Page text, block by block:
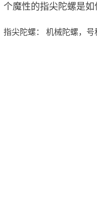
个魔性的指尖陀螺是
指尖陀螺： 机械陀螺，号